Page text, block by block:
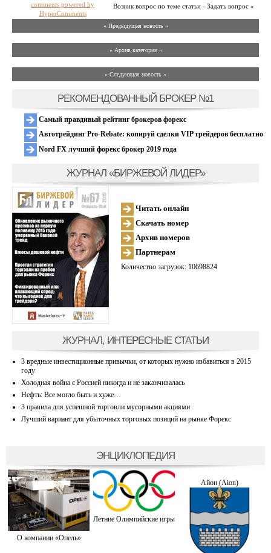
Возник вопрос по теме статьи - Задать вопрос »
comments powered by
HyperComments
« Предыдущая новость «
» Архив категории «
» Следующая новость »
РЕКОМЕНДОВАННЫЙ БРОКЕР №1
Самый правдивый рейтинг брокеров форекс
Автотрейдинг Pro-Rebate: копируй сделки VIP трейдеров бесплатно
Nord FX лучший форекс брокер 2019 года
ЖУРНАЛ «БИРЖЕВОЙ ЛИДЕР»
Читать онлайн
Скачать номер
Архив номеров
Партнерам
Количество загрузок: 10698824
ЖУРНАЛ, ИНТЕРЕСНЫЕ СТАТЬИ
3 вредные инвестиционные привычки, от которых нужно избавиться в 2015
году
Холодная война с Россией никогда и не заканчивалась
Нефть: Все могло быть и хуже…
3 правила для успешной торговли мусорными акциями
Лучший вариант для убыточных торговых позиций на рынке Форекс
ЭНЦИКЛОПЕДИЯ
О компании «Опель»
Летние Олимпийские игры
Айон (Aion)